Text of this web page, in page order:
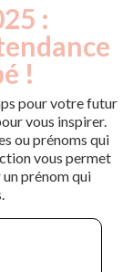
:
!
pour votre futur
vous inspirer.
ou prénoms qui
vous permet
prénom qui